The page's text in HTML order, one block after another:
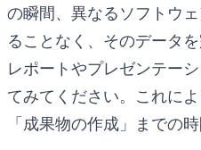
の瞬間、異なるソフトウ
ることなく、そのデータ
レポートやプレゼンテー
てみてください。これに
「成果物の作成」までの